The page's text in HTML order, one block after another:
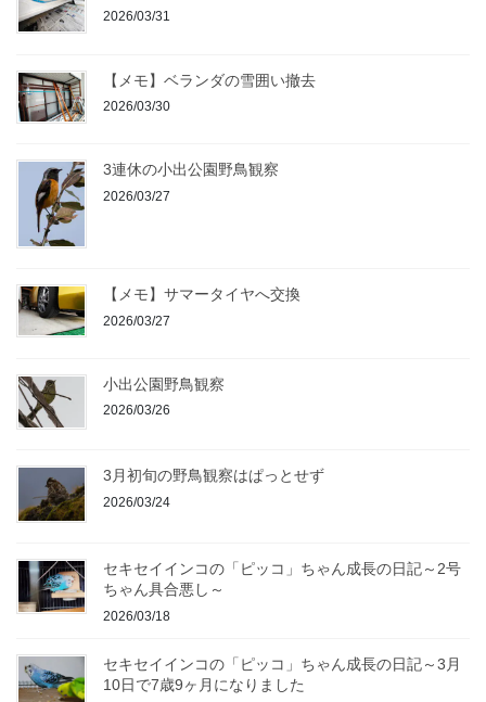
2026/03/31
【メモ】ベランダの雪囲い撤去
2026/03/30
3連休の小出公園野鳥観察
2026/03/27
【メモ】サマータイヤへ交換
2026/03/27
小出公園野鳥観察
2026/03/26
3月初旬の野鳥観察はぱっとせず
2026/03/24
セキセイインコの「ピッコ」ちゃん成長の日記～2号
ちゃん具合悪し～
2026/03/18
セキセイインコの「ピッコ」ちゃん成長の日記～3月
10日で7歳9ヶ月になりました